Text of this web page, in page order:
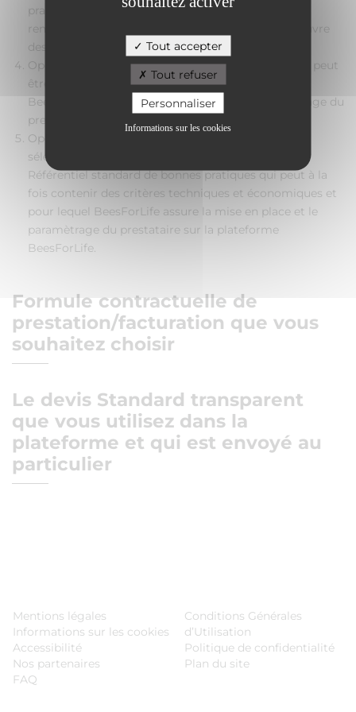
Tout accepter
Tout refuser
Personnaliser
Informations sur les cookies
pratiques BeesForLife BIO suite à validation: vous
remplissez le formulaire et acceptez la mise en oeuvre
des bonnes pratiques associées à ce statut.
Opérateur Référencé Collectivité: Le désinsectiseur peut
être sélectionné par une collectivité pour lequel
BeesForLife assure la mise en place et le paramètrage du
prestataire sur la plateforme BeesForLife.
Opérateur Agréé collectivité: Le désinsectiseur est
sélectionné par une collectivité au travers de son
Référentiel standard de bonnes pratiques qui peut à la
fois contenir des critères techniques et économiques et
pour lequel BeesForLife assure la mise en place et le
paramètrage du prestataire sur la plateforme
BeesForLife.
Formule contractuelle de
prestation/facturation que vous
souhaitez choisir
Le devis Standard transparent
que vous utilisez dans la
plateforme et qui est envoyé au
particulier
Mentions légales
Informations sur les cookies
Accessibilité
Nos partenaires
FAQ
Conditions Générales
d’Utilisation
Politique de confidentialité
Plan du site